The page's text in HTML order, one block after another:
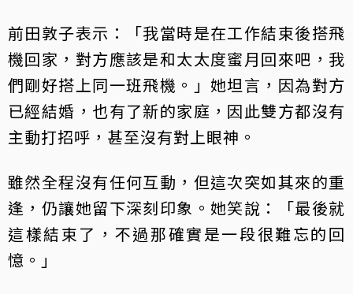
前田敦子表示：「我當時是在工作結束後搭飛
機回家，對方應該是和太太度蜜月回來吧，我
們剛好搭上同一班飛機。」她坦言，因為對方
已經結婚，也有了新的家庭，因此雙方都沒有
主動打招呼，甚至沒有對上眼神。
雖然全程沒有任何互動，但這次突如其來的重
逢，仍讓她留下深刻印象。她笑說：「最後就
這樣結束了，不過那確實是一段很難忘的回
憶。」